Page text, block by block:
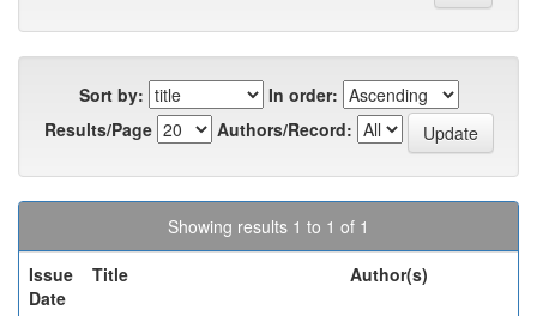
Sort by:
In order:
Results/Page
Authors/Record:
Showing results 1 to 1 of 1
Issue
Date
Title Author(s)